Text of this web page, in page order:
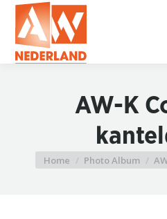
AW-K
Je bent hier:
Home Photo Album